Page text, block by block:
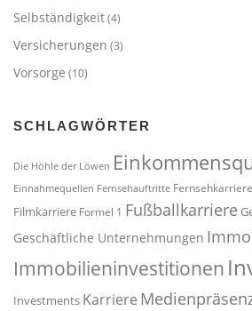
Selbständigkeit(4)
Versicherungen (3)
Vorsorge (10)
SCHLAGWÖRTER
Die Höhle der Löwen
Einnahmequellen Fernsehauftritte Fernsehkarriere
Filmkarriere Formel 1 Fußballkarriere
Geschäftliche Unternehmungen
Immobilieninvestitionen
Investments Karriere